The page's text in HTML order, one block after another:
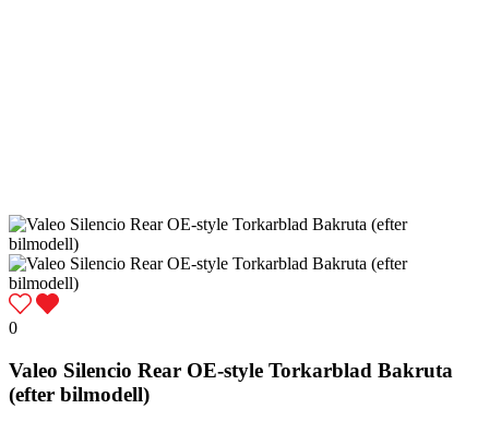
0
Valeo Silencio Rear OE-style Torkarblad Bakruta
(efter bilmodell)